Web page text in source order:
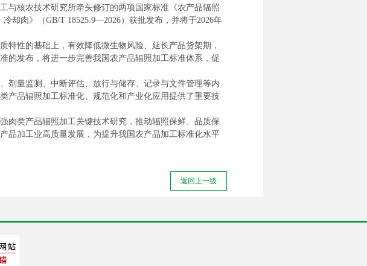
与核农技术研究所牵头修订的两项国家标准《农产品辐照
却肉》（GB/T 18525.9—2026）获批发布，并将于2026年
性的基础上，有效降低微生物风险、延长产品货架期，
的发布，将进一步完善我国农产品辐照加工标准体系，促
剂量监测、中断评估、放行与储存、记录与文件管理等内
产品辐照加工标准化、规范化和产业化应用提供了重要技
肉类产品辐照加工关键技术研究，推动辐照保鲜、品质保
品加工业高质量发展，为提升我国农产品加工标准化水平
返回上一级